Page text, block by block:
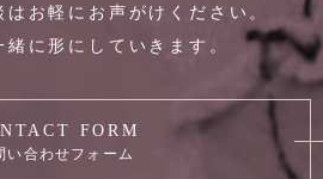
お軽にお声がけください。
に形にしていきます。
FORM
い合わせフォーム